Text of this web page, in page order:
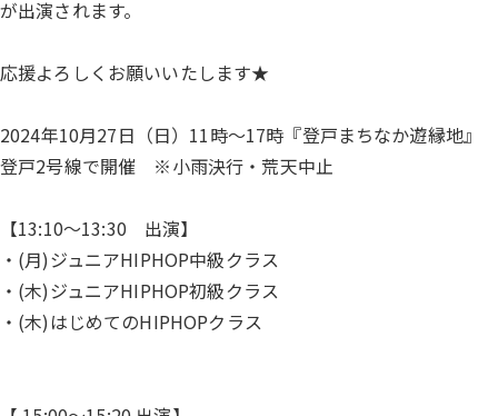
が出演されます。
応援よろしくお願いいたします★
2024年10月27日（日）11時～17時『登戸まちなか遊縁地』
登戸2号線で開催 ※小雨決行・荒天中止
【13:10〜13:30 出演】
・(月)ジュニアHIPHOP中級クラス
・(木)ジュニアHIPHOP初級クラス
・(木)はじめてのHIPHOPクラス